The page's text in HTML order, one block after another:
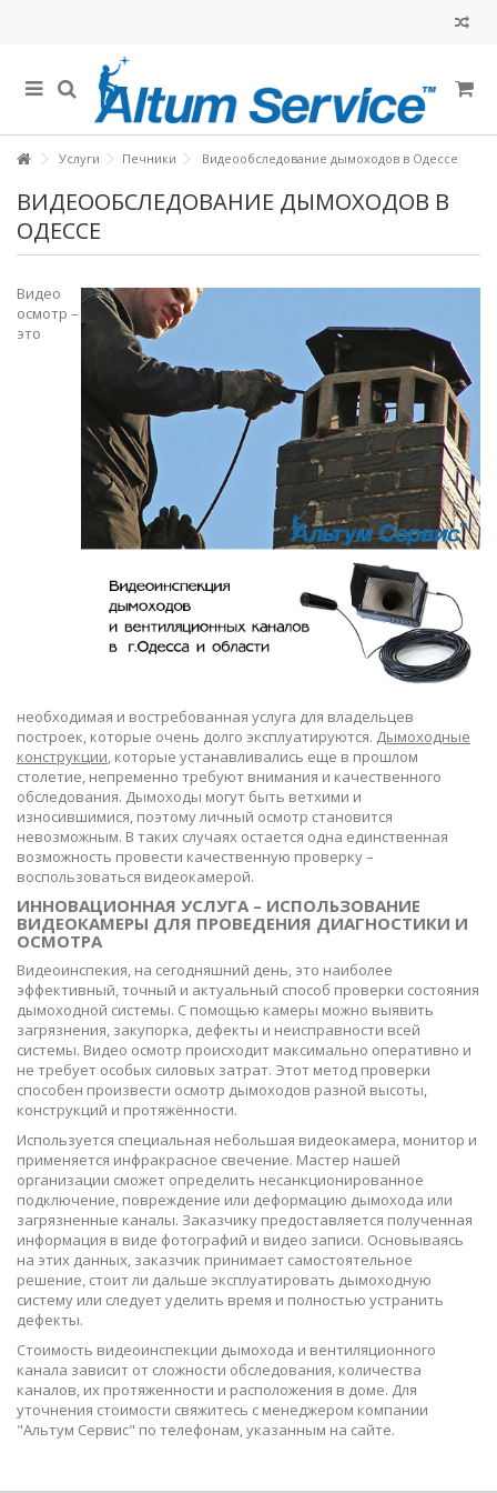
Услуги Печники Видеообследование дымоходов в Одессе
ВИДЕООБСЛЕДОВАНИЕ ДЫМОХОДОВ В
ОДЕССЕ
Видео
осмотр –
это
необходимая и востребованная услуга для владельцев
построек, которые очень долго эксплуатируются. Дымоходные
конструкции, которые устанавливались еще в прошлом
столетие, непременно требуют внимания и качественного
обследования. Дымоходы могут быть ветхими и
износившимися, поэтому личный осмотр становится
невозможным. В таких случаях остается одна единственная
возможность провести качественную проверку –
воспользоваться видеокамерой.
ИННОВАЦИОННАЯ УСЛУГА – ИСПОЛЬЗОВАНИЕ
ВИДЕОКАМЕРЫ ДЛЯ ПРОВЕДЕНИЯ ДИАГНОСТИКИ И
ОСМОТРА
Видеоинспекия, на сегодняшний день, это наиболее
эффективный, точный и актуальный способ проверки состояния
дымоходной системы. С помощью камеры можно выявить
загрязнения, закупорка, дефекты и неисправности всей
системы. Видео осмотр происходит максимально оперативно и
не требует особых силовых затрат. Этот метод проверки
способен произвести осмотр дымоходов разной высоты,
конструкций и протяжённости.
Используется специальная небольшая видеокамера, монитор и
применяется инфракрасное свечение. Мастер нашей
организации сможет определить несанкционированное
подключение, повреждение или деформацию дымохода или
загрязненные каналы. Заказчику предоставляется полученная
информация в виде фотографий и видео записи. Основываясь
на этих данных, заказчик принимает самостоятельное
решение, стоит ли дальше эксплуатировать дымоходную
систему или следует уделить время и полностью устранить
дефекты.
Стоимость видеоинспекции дымохода и вентиляционного
канала зависит от сложности обследования, количества
каналов, их протяженности и расположения в доме. Для
уточнения стоимости свяжитесь с менеджером компании
"Альтум Сервис" по телефонам, указанным на сайте.